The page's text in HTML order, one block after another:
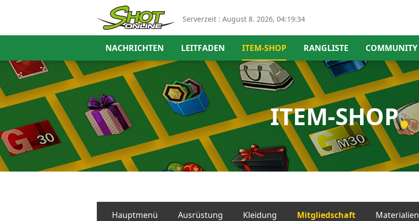
Serverzeit : August 8. 2026, 04:19:35
NACHRICHTEN LEITFADEN ITEM-SHOP RANGLISTE COMMUNITY
ITEM-SHOP
Hauptmenü Ausrüstung Kleidung Mitgliedschaft Materialien